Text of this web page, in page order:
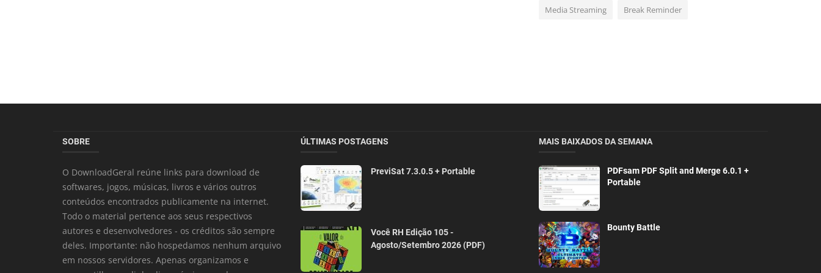
Media Streaming Break Reminder
SOBRE
O DownloadGeral reúne links para download de
softwares, jogos, músicas, livros e vários outros
conteúdos encontrados publicamente na internet.
Todo o material pertence aos seus respectivos
autores e desenvolvedores - os créditos são sempre
deles. Importante: não hospedamos nenhum arquivo
em nossos servidores. Apenas organizamos e
ÚLTIMAS POSTAGENS
PreviSat 7.3.0.5 + Portable
Você RH Edição 105 -
Agosto/Setembro 2026 (PDF)
MAIS BAIXADOS DA SEMANA
PDFsam PDF Split and Merge 6.0.1 +
Portable
Bounty Battle